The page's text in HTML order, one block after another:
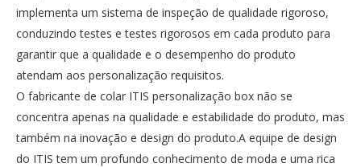
implementa um sistema de inspeção de qualidade rigoroso,
conduzindo testes e testes rigorosos em cada produto para
garantir que a qualidade e o desempenho do produto
atendam aos personalização requisitos.
O fabricante de colar ITIS personalização box não se
concentra apenas na qualidade e estabilidade do produto, mas
também na inovação e design do produto.A equipe de design
do ITIS tem um profundo conhecimento de moda e uma rica